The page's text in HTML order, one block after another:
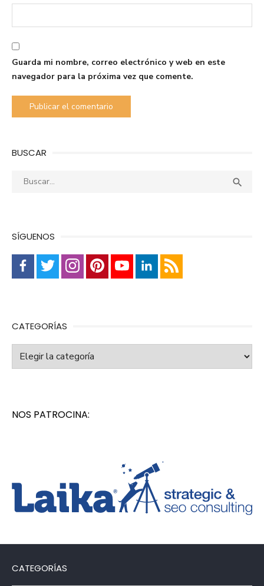
Guarda mi nombre, correo electrónico y web en este
navegador para la próxima vez que comente.
BUSCAR
Buscar: 
SÍGUENOS
CATEGORÍAS
Categorías
NOS PATROCINA:
CATEGORÍAS